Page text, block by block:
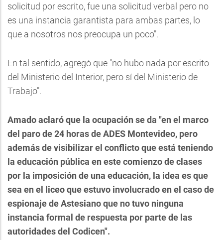
solicitud por escrito, fue una solicitud verbal pero no
es una instancia garantista para ambas partes, lo
que a nosotros nos preocupa un poco".
En tal sentido, agregó que "no hubo nada por escrito
del Ministerio del Interior, pero sí del Ministerio de
Trabajo".
Amado aclaró que la ocupación se da "en el marco
del paro de 24 horas de ADES Montevideo, pero
además de visibilizar el conflicto que está teniendo
la educación pública en este comienzo de clases
por la imposición de una educación, la idea es que
sea en el liceo que estuvo involucrado en el caso de
espionaje de Astesiano que no tuvo ninguna
instancia formal de respuesta por parte de las
autoridades del Codicen".